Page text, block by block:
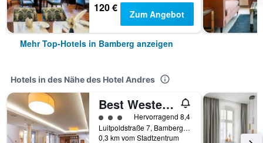
120 € Zum Angebot
Mehr Top-Hotels in Bamberg anzeigen
Hotels in des Nähe des Hotel Andres
Best Western Hotel Bamberg
Bewertungskategorie 3
Hervorragend 8,4
Luitpoldstraße 7, Bamberg, Bayern, Deutschland
0,3 km vom Stadtzentrum